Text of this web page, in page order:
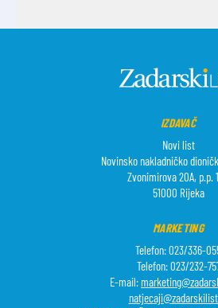
IZDAVAČ
Novi list
Novinsko nakladničko
Zvonimirova 20A, p.p.
51000 Rijeka
MARKETING
Telefon: 023/336-
Telefon: 023/232-
E-mail: